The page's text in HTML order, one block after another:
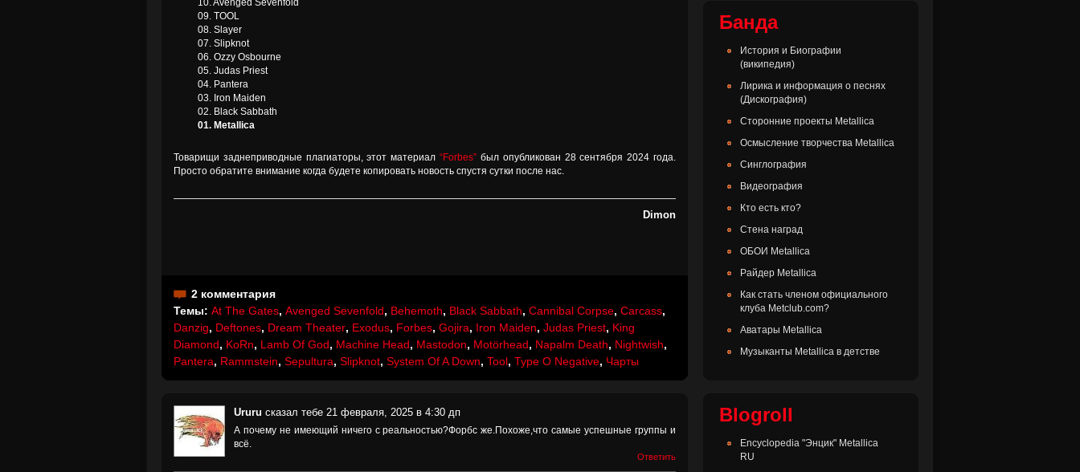
10. Avenged Sevenfold
09. TOOL
08. Slayer
07. Slipknot
06. Ozzy Osbourne
05. Judas Priest
04. Pantera
03. Iron Maiden
02. Black Sabbath
01. Metallica
Товарищи заднеприводные плагиаторы, этот материал“Forbes” был опубликован 28 сентября 2024 года.
Просто обратите внимание когда будете копировать новость спустя сутки после нас.
Dimon
2 комментария
Темы: At The Gates, Avenged Sevenfold, Behemoth, Black Sabbath, Cannibal Corpse, Carcass,
Danzig, Deftones, Dream Theater, Exodus, Forbes, Gojira, Iron Maiden, Judas Priest, King
Diamond, KoRn, Lamb Of God, Machine Head, Mastodon, Motörhead, Napalm Death, Nightwish,
Pantera, Rammstein, Sepultura, Slipknot, System Of A Down, Tool, Type O Negative, Чарты
Ururu сказал тебе 21 февраля, 2025 в 4:30 дп
А почему не имеющий ничего с реальностью?Форбс же.Похоже,что самые успешные группы и
всё.
Ответить
Банда
История и Биографии
(википедия)
Лирика и информация о песнях
(Дискография)
Сторонние проекты Metallica
Осмысление творчества Metallica
Синглография
Видеография
Кто есть кто?
Стена наград
ОБОИ Metallica
Райдер Metallica
Как стать членом официального
клуба Metclub.com?
Аватары Metallica
Музыканты Metallica в детстве
Blogroll
Encyclopedia "Энцик" Metallica
RU